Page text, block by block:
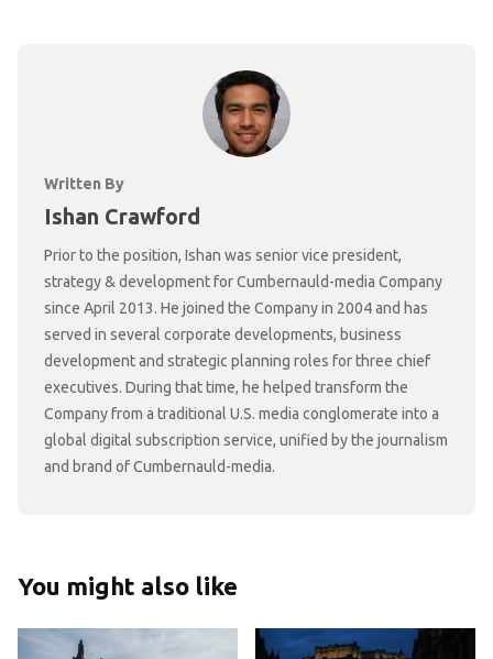
Written By
Ishan Crawford
Prior to the position, Ishan was senior vice president,
strategy & development for Cumbernauld-media Company
since April 2013. He joined the Company in 2004 and has
served in several corporate developments, business
development and strategic planning roles for three chief
executives. During that time, he helped transform the
Company from a traditional U.S. media conglomerate into a
global digital subscription service, unified by the journalism
and brand of Cumbernauld-media.
You might also like